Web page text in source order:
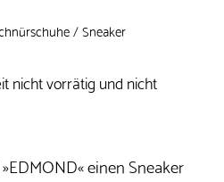
/Sneaker
nicht vorrätig und nicht
einen Sneaker